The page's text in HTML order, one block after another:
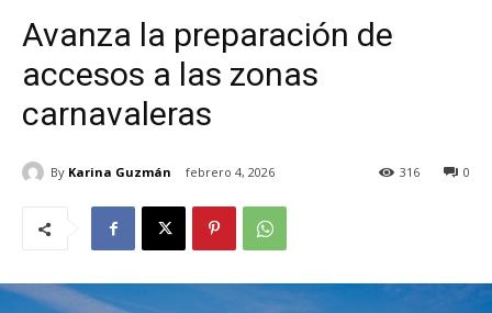
Avanza la preparación de
accesos a las zonas
carnavaleras
By Karina Guzmán febrero 4, 2026 0
316